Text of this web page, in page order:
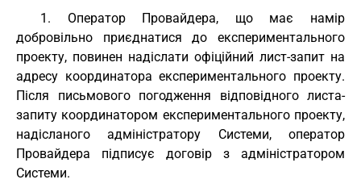
1. Оператор Провайдера, що має намір
добровільно приєднатися до експериментального
проекту, повинен надіслати офіційний лист-запит на
адресу координатора експериментального проекту.
Після письмового погодження відповідного листа-
запиту координатором експериментального проекту,
надісланого адміністратору Системи, оператор
Провайдера підписує договір з адміністратором
Системи.